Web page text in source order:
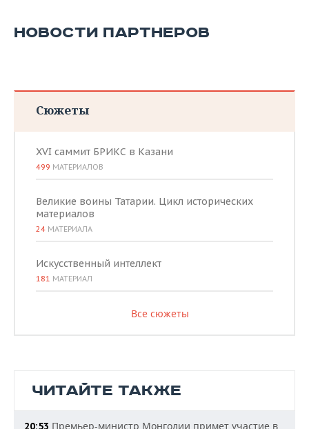
НОВОСТИ ПАРТНЕРОВ
Сюжеты
XVI саммит БРИКС в Казани
499 МАТЕРИАЛОВ
Великие воины Татарии. Цикл исторических
материалов
24 МАТЕРИАЛА
Искусственный интеллект
181 МАТЕРИАЛ
Все сюжеты
ЧИТАЙТЕ ТАКЖЕ
20:53 Премьер-министр Монголии примет участие в